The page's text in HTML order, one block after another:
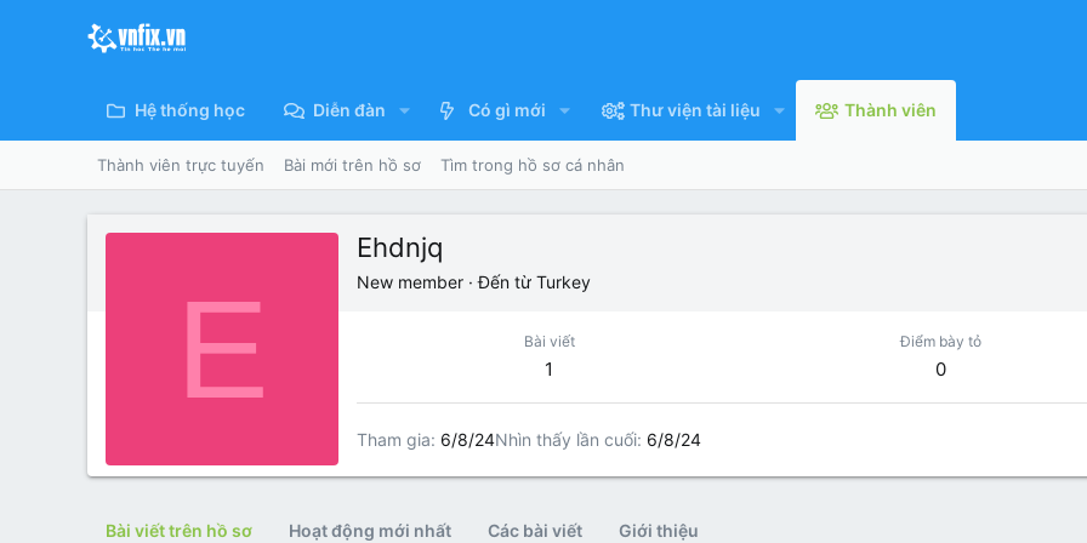
Hệ thống học Diễn đàn Có gì mới Thư viện tài liệu Thành viên
Thành viên trực tuyến Bài mới trên hồ sơ Tìm trong hồ sơ cá nhân
E
Ehdnjq
New member · Đến từ Turkey
Bài viết
1
Điểm bày tỏ
0
Tham gia 6/8/24Nhìn thấy lần cuối 6/8/24
Bài viết trên hồ sơ Hoạt động mới nhất Các bài viết Giới thiệu